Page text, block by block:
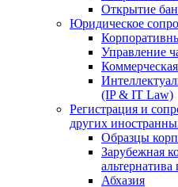
Открытие
Юридическое
Управление
(IP & IT Law)
Регистрация и
других
Образцы
Зарубежная
Абхазия